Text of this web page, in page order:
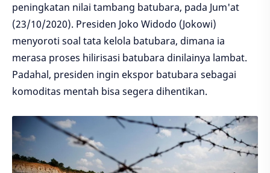
peningkatan nilai tambang batubara, pada Jum'at
(23/10/2020). Presiden Joko Widodo (Jokowi)
menyoroti soal tata kelola batubara, dimana ia
merasa proses hilirisasi batubara dinilainya lambat.
Padahal, presiden ingin ekspor batubara sebagai
komoditas mentah bisa segera dihentikan.